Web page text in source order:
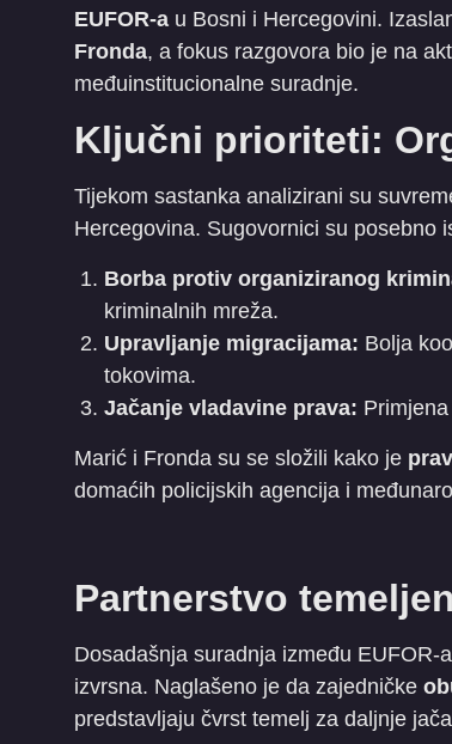
EUFOR-a u Bosni i Hercegovini.
Fronda, a fokus razgovora bio je na
međuinstitucionalne suradnje.
Ključni prioriteti:
​Tijekom sastanka analizirani su
Hercegovina. Sugovornici su posebno
Borba protiv organiziranog
kriminalnih mreža.
Upravljanje migracijama: Bolja
tokovima.
Jačanje vladavine prava:
​Marić i Fronda su se složili kako je
domaćih policijskih agencija i
Partnerstvo
​Dosadašnja suradnja između
izvrsna. Naglašeno je da zajedničke
predstavljaju čvrst temelj za daljnje